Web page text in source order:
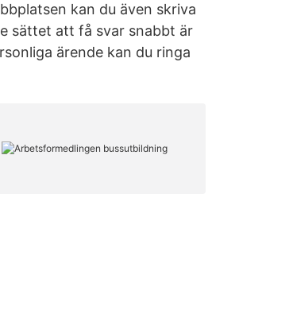
kan du även skriva
sättet att få svar snabbt är
ärende kan du ringa